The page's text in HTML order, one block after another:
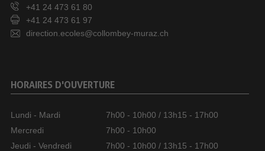
+41 24 473 61 80
+41 24 473 61 97
direction.ecoles@collombey-muraz.ch
HORAIRES D'OUVERTURE
Lundi - Mardi
7h00 - 10h00 / 13h15 - 17h00
Mercredi
7h00 - 10h00
Jeudi - Vendredi
7h00 - 10h00 / 13h15 - 17h00